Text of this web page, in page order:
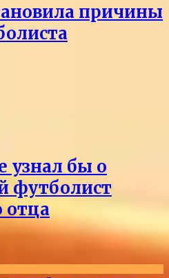
причины
узнал бы о
футболист
отца